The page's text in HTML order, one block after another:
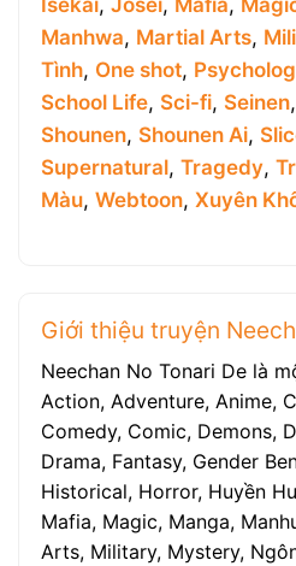
Isekai, Josei, Mafia,
Manhwa, Martial Arts,
Tình, One shot,
School Life, Sci-fi, Seinen,
Shounen, Shounen Ai,
Supernatural, Tragedy,
Màu, Webtoon, Xuyên
Giới thiệu truyện
Neechan No Tonari De là
Action, Adventure, Anime,
Comedy, Comic, Demons,
Drama, Fantasy, Gender
Historical, Horror, Huyền
Mafia, Magic, Manga,
Arts, Military, Mystery,